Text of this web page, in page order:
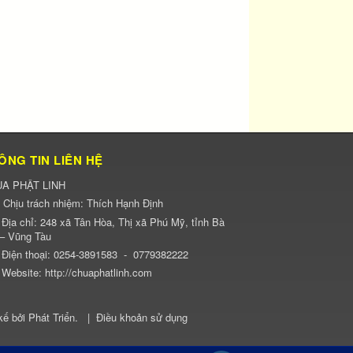
TIN LIÊN HỆ
PHẬT LINH
Chịu trách nhiệm: Thích Hạnh Định
Địa chỉ: 248 xã Tân Hòa, Thị xã Phú Mỹ, tỉnh Bà
Vũng Tàu
Điện thoại: 0254-3891583 - 0779382222
Website: http://chuaphatlinh.com
bởi Phát Triển. | Điều khoản sử dụng